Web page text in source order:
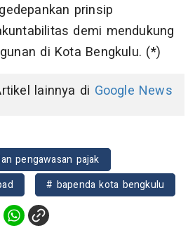
prinsip
demi mendukung
di Kota Bengkulu. (*)
lainnya di Google News
pengawasan pajak
# bapenda kota bengkulu